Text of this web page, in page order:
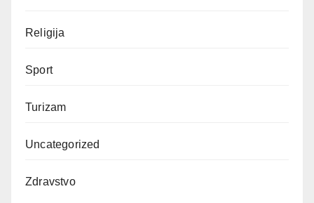
Religija
Sport
Turizam
Uncategorized
Zdravstvo